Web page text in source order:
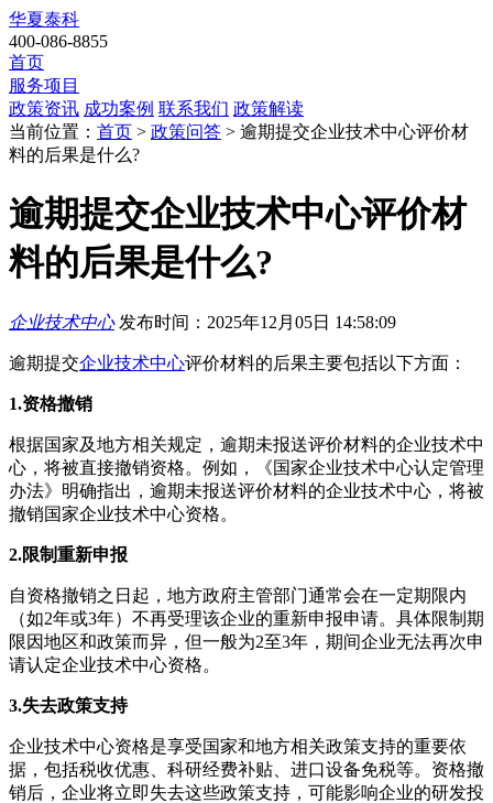
华夏泰科
400-086-8855
首页
服务项目
政策资讯 成功案例 联系我们 政策解读
当前位置： 首页 > 政策问答 > 逾期提交企业技术中心评价材
料的后果是什么?
逾期提交企业技术中心评价材
料的后果是什么?
企业技术中心 发布时间：2025年12月05日 14:58:09
逾期提交企业技术中心评价材料的后果主要包括以下方面：
1.资格撤销
根据国家及地方相关规定，逾期未报送评价材料的企业技术中
心，将被直接撤销资格。例如，《国家企业技术中心认定管理
办法》明确指出，逾期未报送评价材料的企业技术中心，将被
撤销国家企业技术中心资格。
2.限制重新申报
自资格撤销之日起，地方政府主管部门通常会在一定期限内
（如2年或3年）不再受理该企业的重新申报申请。具体限制期
限因地区和政策而异，但一般为2至3年，期间企业无法再次申
请认定企业技术中心资格。
3.失去政策支持
企业技术中心资格是享受国家和地方相关政策支持的重要依
据，包括税收优惠、科研经费补贴、进口设备免税等。资格撤
销后，企业将立即失去这些政策支持，可能影响企业的研发投